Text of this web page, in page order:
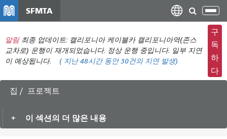
텐
츠
로
건
SFMTA
탐
색
메
뉴
전
환
알림 최종 업데이트: 캘리포니아 케이블카 캘리포니아역(존스
교차로) 운행이 재개되었습니다. 정상 운행 중입니다. 일부 지연
이 예상됩니다.
( 지난 48시간 동안30건의 지연 발생)
구
독
하
다
집 프로젝트
이 섹션의 더 많은 내용